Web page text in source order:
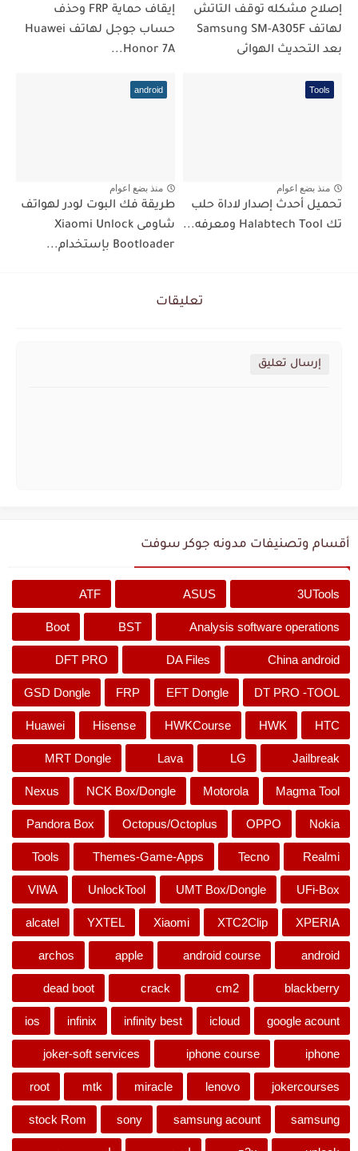
إصلاح مشكله توقف التاتش
لهاتف Samsung SM-A305F
بعد التحديث الهوائى
إيقاف حماية FRP وحذف
حساب جوجل لهاتف Huawei
Honor 7A...
Tools
منذ بضع اعوام
تحميل أحدث إصدار لاداة حلب
تك Halabtech Tool ومعرفه...
android
منذ بضع اعوام
طريقة فك البوت لودر لهواتف
شاومى Xiaomi Unlock
Bootloader بإستخدام...
تعليقات
إرسال تعليق
أقسام وتصنيفات مدونه جوكر سوفت
3UTools
ASUS
ATF
Analysis software operations
BST
Boot
China android
DA Files
DFT PRO
DT PRO -TOOL
EFT Dongle
FRP
GSD Dongle
HTC
HWK
HWKCourse
Hisense
Huawei
Jailbreak
LG
Lava
MRT Dongle
Magma Tool
Motorola
NCK Box/Dongle
Nexus
Nokia
OPPO
Octopus/Octoplus
Pandora Box
Realmi
Tecno
Themes-Game-Apps
Tools
UFi-Box
UMT Box/Dongle
UnlockTool
VIWA
XPERIA
XTC2Clip
Xiaomi
YXTEL
alcatel
android
android course
apple
archos
blackberry
cm2
crack
dead boot
google acount
icloud
infinity best
infinix
ios
iphone
iphone course
joker-soft services
jokercourses
lenovo
miracle
mtk
root
samsung
samsung acount
sony
stock Rom